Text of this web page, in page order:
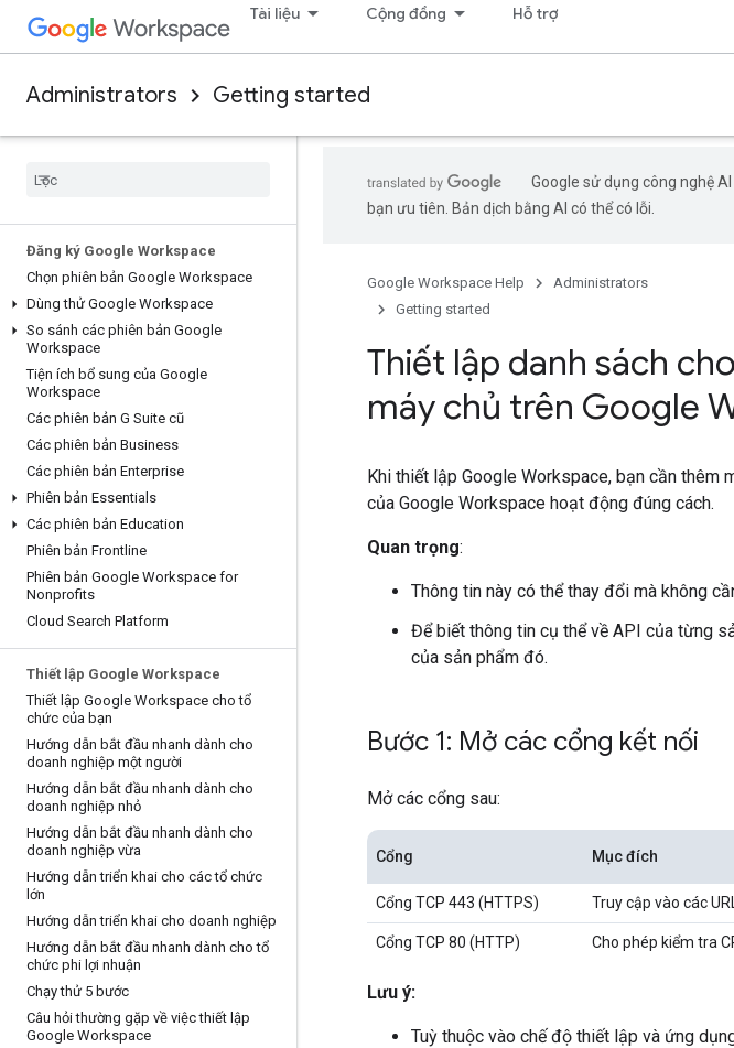
Tài liệu Cộng đồng Hỗ trợ
Administrators Getting started
Đăng ký Google Workspace
Chọn phiên bản Google Workspace
Dùng thử Google Workspace
So sánh các phiên bản Google
Workspace
Tiện ích bổ sung của Google
Workspace
Các phiên bản G Suite cũ
Các phiên bản Business
Các phiên bản Enterprise
Phiên bản Essentials
Các phiên bản Education
Phiên bản Frontline
Phiên bản Google Workspace for
Nonprofits
Cloud Search Platform
Thiết lập Google Workspace
Thiết lập Google Workspace cho tổ
chức của bạn
Hướng dẫn bắt đầu nhanh dành cho
doanh nghiệp một người
Hướng dẫn bắt đầu nhanh dành cho
doanh nghiệp nhỏ
Hướng dẫn bắt đầu nhanh dành cho
doanh nghiệp vừa
Hướng dẫn triển khai cho các tổ chức
lớn
Hướng dẫn triển khai cho doanh nghiệp
Hướng dẫn bắt đầu nhanh dành cho tổ
chức phi lợi nhuận
Chạy thử 5 bước
Câu hỏi thường gặp về việc thiết lập
Google Workspace
Google sử dụng công nghệ
bạn ưu tiên. Bản dịch bằng AI có thể có lỗi.
Google Workspace Help
Administrators
Getting started
Thiết lập danh sách
máy chủ trên Google
Khi thiết lập Google Workspace, bạn cần thêm
của Google Workspace hoạt động đúng cách.
Quan trọng:
Thông tin này có thể thay đổi mà không
Để biết thông tin cụ thể về API của từng
của sản phẩm đó.
Bước 1: Mở các cổng kết nối
Mở các cổng sau:
Cổng Mục đích
Cổng TCP 443 (HTTPS) Truy cập vào các
Cổng TCP 80 (HTTP) Cho phép kiểm tra
Lưu ý:
Tuỳ thuộc vào chế độ thiết lập và ứng